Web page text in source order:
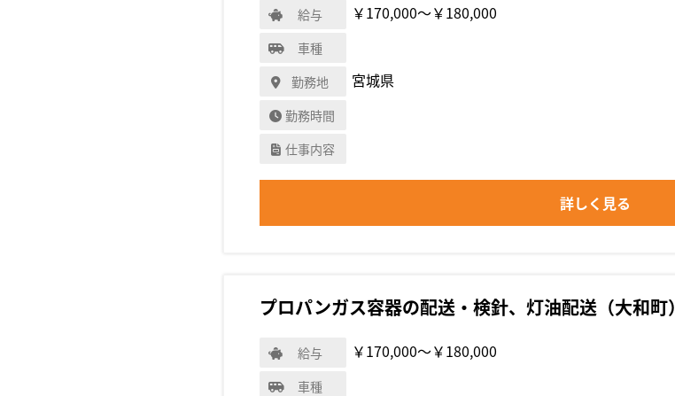
給与 ￥170,000〜￥180,000
車種
勤務地
宮城県
勤務時間
仕事内容
詳しく見る
プロパンガス容器の配送・検針、灯油配送（大和町）
給与 ￥170,000〜￥180,000
車種